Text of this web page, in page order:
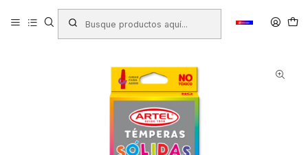
Productos LIBRERIA Arte Temperas - Acuarelas
TEMPERA SOLIDA ARTEL 12 COLORES SECADO RAPIDO